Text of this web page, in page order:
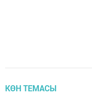
КӨН ТЕМАСЫ